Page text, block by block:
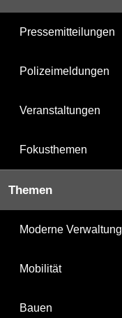
Pressemitteilungen
Polizeimeldungen
Veranstaltungen
Fokusthemen
Themen
Moderne Verwaltung
Mobilität
Bauen